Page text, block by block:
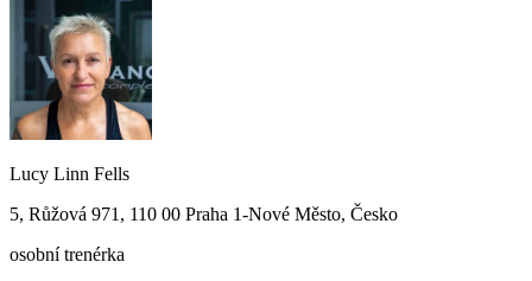
Lucy Linn Fells
5, Růžová 971, 110 00 Praha 1-Nové Město, Česko
osobní trenérka